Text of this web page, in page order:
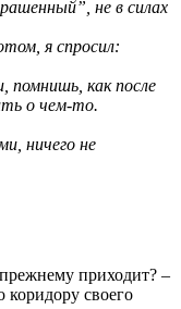
не в силах
я спросил:
помнишь, как после
о чем-то.
ничего не
приходит? –
коридору своего